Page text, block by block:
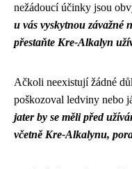
nežádoucí účinky jsou
u vás vyskytnou závažné
přestaňte Kre-Alkalyn
Ačkoli neexistují žádné
poškozoval ledviny nebo
jater by se měli před
včetně Kre-Alkalynu,